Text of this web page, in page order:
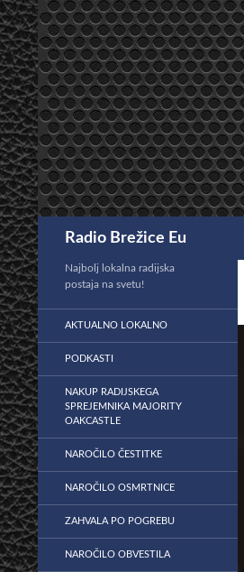
Preskoči
na
vsebino
Radio Brežice Eu
Najbolj lokalna radijska
postaja na svetu!
AKTUALNO LOKALNO
PODKASTI
NAKUP RADIJSKEGA
SPREJEMNIKA MAJORITY
OAKCASTLE
NAROČILO ČESTITKE
NAROČILO OSMRTNICE
ZAHVALA PO POGREBU
NAROČILO OBVESTILA